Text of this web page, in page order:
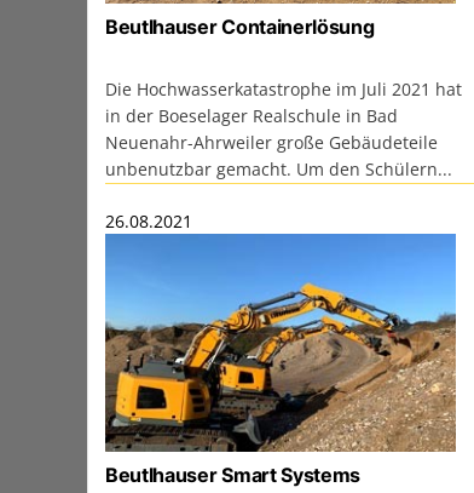
Beutlhauser Containerlösung
Die Hochwasserkatastrophe im Juli 2021 hat
in der Boeselager Realschule in Bad
Neuenahr-Ahrweiler große Gebäudeteile
unbenutzbar gemacht. Um den Schülern...
26.08.2021
Beutlhauser Smart Systems